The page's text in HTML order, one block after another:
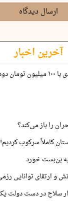
ارسال دیدگاه
آخرین اخبار
را باز می‌کند؟
کاملاً سرکوب کردیم!
به بن‌بست خورد
و ارتقای توانایی
سلاح در دست